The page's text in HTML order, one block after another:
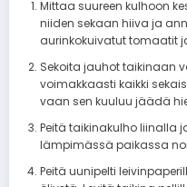
Mittaa suureen kulhoon
niiden sekaan hiiva ja
aurinkokuivatut tomaatit
Sekoita jauhot taikinaan
voimakkaasti kaikki
vaan sen kuuluu jäädä
Peitä taikinakulho liinalla
lämpimässä paikassa
Peitä uunipelti